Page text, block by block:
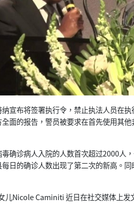
宣布将签署执行令，禁止执法人员在
面的报告，警员被要求在首先使用其
确诊病人入院的人数首次超过2000人
日的确诊人数出现了第二次的新高。
儿Nicole Caminiti 近日在社交媒体上发